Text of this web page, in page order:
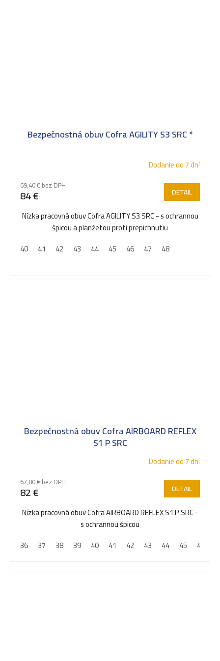
Bezpečnostná obuv Cofra AGILITY S3 SRC *
Dodanie do 7 dní
69,40 € bez DPH
84 € DETAIL
Nízka pracovná obuv Cofra AGILITY S3 SRC - s ochrannou
špicou a planžetou proti prepichnutiu
40
41 42 43 44 45 46 47 48
Bezpečnostná obuv Cofra AIRBOARD REFLEX
S1 P SRC
Dodanie do 7 dní
67,80 € bez DPH
82 € DETAIL
Nízka pracovná obuv Cofra AIRBOARD REFLEX S1 P SRC -
s ochrannou špicou
36
37 38 39 40 41 42 43 44 45 46